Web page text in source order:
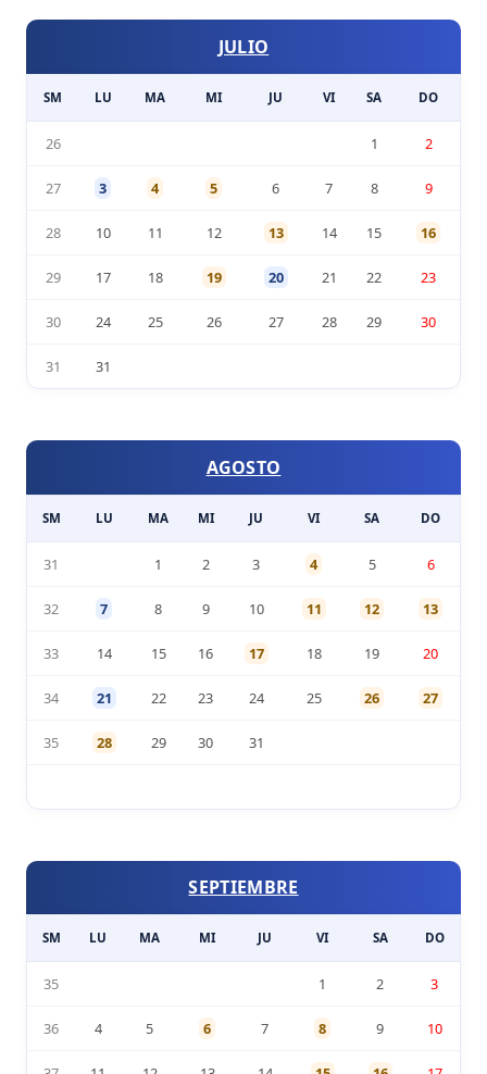
JULIO
SM LU MA MI JU VI SA DO
26 1 2
27 3 4 5 6 7 8 9
28 10 11 12 13 14 15 16
29 17 18 19 20 21 22 23
30 24 25 26 27 28 29 30
31 31
AGOSTO
SM LU MA MI JU VI SA DO
31 1 2 3 4 5 6
32 7 8 9 10 11 12 13
33 14 15 16 17 18 19 20
34 21 22 23 24 25 26 27
35 28 29 30 31
SEPTIEMBRE
SM LU MA MI JU VI SA DO
35 1 2 3
36 4 5 6 7 8 9 10